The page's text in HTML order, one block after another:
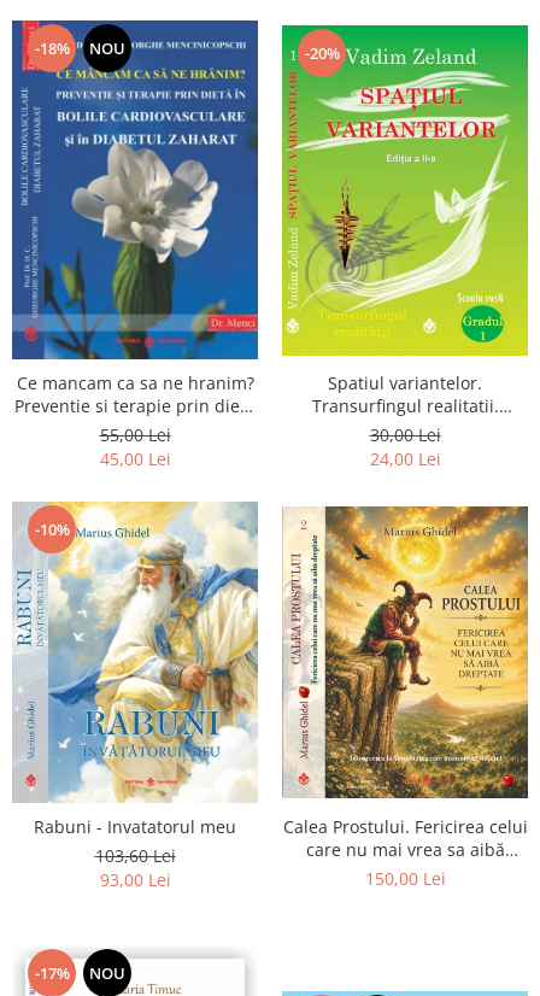
-18% NOU
Ce mancam ca sa ne hranim?
Preventie si terapie prin dieta
in bolile cardiovasculare si in
diabetul zaharat
55,00 Lei
45,00 Lei
-20%
Spatiul variantelor.
Transurfingul realitatii.
Gradul 1. Cum sa ne
dezvoltam intuitia si sa ne
alegem soarta
30,00 Lei
24,00 Lei
-10%
Rabuni - Invatatorul meu
103,60 Lei
93,00 Lei
Calea Prostului. Fericirea celui
care nu mai vrea sa aibă
dreptate - Intoarcerea la
150,00 Lei
-17% NOU